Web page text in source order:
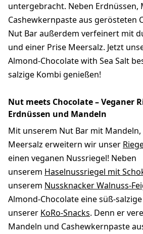
untergebracht. Neben Erdnüssen,
Cashewkernpaste aus gerösteten
Nut Bar außerdem verfeinert mit
und einer Prise Meersalz. Jetzt
Almond-Chocolate with Sea Salt
salzige Kombi genießen!
Nut meets Chocolate – Veganer
Erdnüssen und Mandeln
Mit unserem Nut Bar mit
Meersalz erweitern wir unser
einen veganen Nussriegel! Neben
unserem Haselnussriegel mit
unserem Nussknacker Walnuss-
Almond-Chocolate eine süß-
unserer KoRo-Snacks. Denn er
Mandeln und Cashewkernpaste